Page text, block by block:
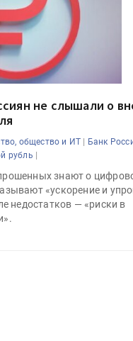
не слышали о
общество и ИТ | Банк
рубль |
знают о
«ускорение и
недостатков — «риски в